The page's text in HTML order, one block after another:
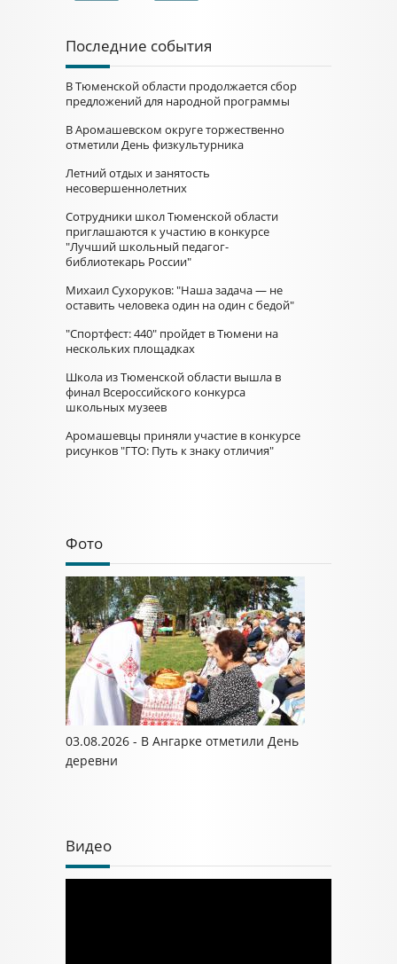
Последние события
В Тюменской области продолжается сбор
предложений для народной программы
В Аромашевском округе торжественно
отметили День физкультурника
Летний отдых и занятость
несовершеннолетних
Сотрудники школ Тюменской области
приглашаются к участию в конкурсе
"Лучший школьный педагог-
библиотекарь России"
Михаил Сухоруков: "Наша задача — не
оставить человека один на один с бедой"
"Спортфест: 440" пройдет в Тюмени на
нескольких площадках
Школа из Тюменской области вышла в
финал Всероссийского конкурса
школьных музеев
Аромашевцы приняли участие в конкурсе
рисунков "ГТО: Путь к знаку отличия"
Фото
03.08.2026 - В Ангарке отметили День
деревни
Видео